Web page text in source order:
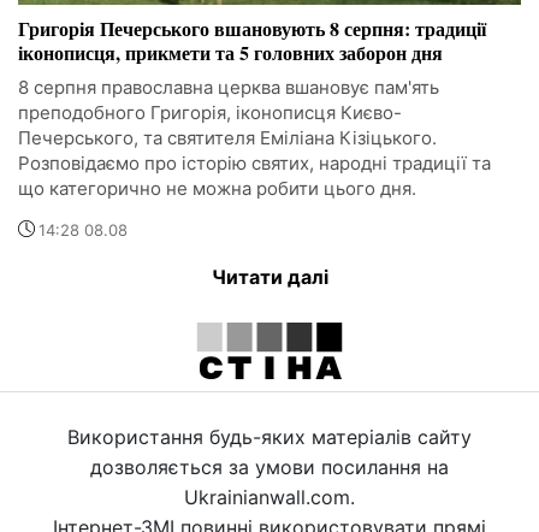
Григорія Печерського вшановують 8 серпня: традиції
іконописця, прикмети та 5 головних заборон дня
8 серпня православна церква вшановує пам'ять
преподобного Григорія, іконописця Києво-
Печерського, та святителя Еміліана Кізіцького.
Розповідаємо про історію святих, народні традиції та
що категорично не можна робити цього дня.
14:28 08.08
Читати далі
Використання будь-яких матеріалів сайту
дозволяється за умови посилання на
Ukrainianwall.com.
Інтернет-ЗМІ повинні використовувати прямі